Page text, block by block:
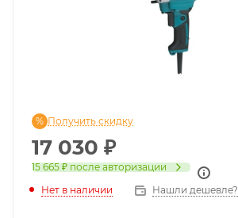
17 030 ₽
15 665 ₽ после авторизации
Получить скидку
Нет в наличии Нашли дешевле?